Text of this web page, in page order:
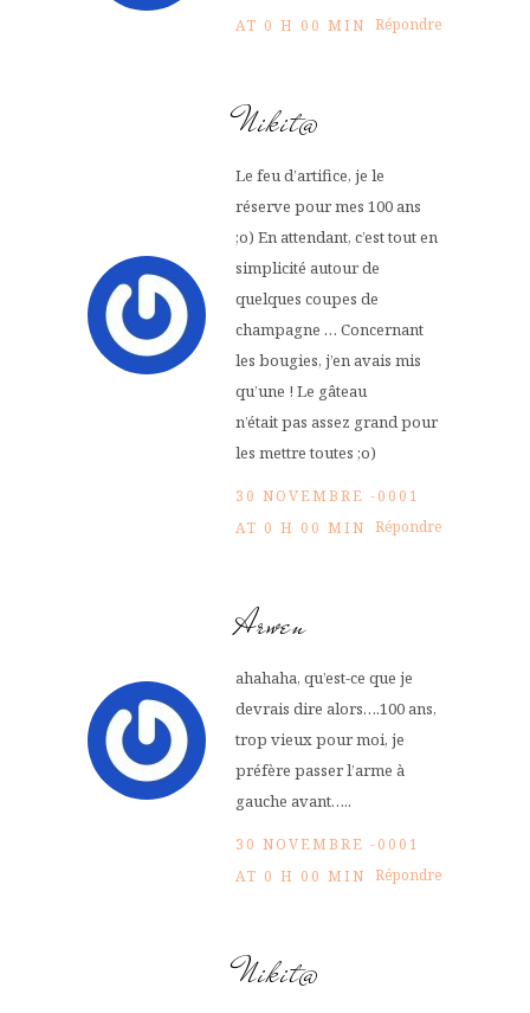
AT 0 H 00 MIN Répondre
Nikit@
Le feu d’artifice, je le
réserve pour mes 100 ans
;o) En attendant, c’est tout en
simplicité autour de
quelques coupes de
champagne … Concernant
les bougies, j’en avais mis
qu’une ! Le gâteau
n’était pas assez grand pour
les mettre toutes ;o)
30 NOVEMBRE -0001
AT 0 H 00 MIN Répondre
Arwen
ahahaha, qu’est-ce que je
devrais dire alors….100 ans,
trop vieux pour moi, je
préfère passer l’arme à
gauche avant…..
30 NOVEMBRE -0001
AT 0 H 00 MIN Répondre
Nikit@